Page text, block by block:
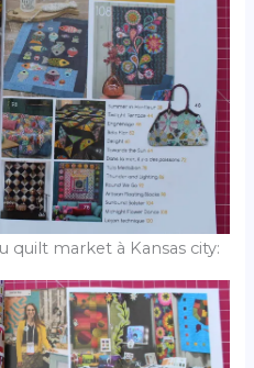
quilt market à Kansas city: